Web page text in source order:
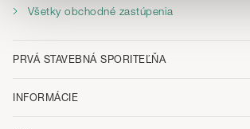
Všetky obchodné zastúpenia
PRVÁ STAVEBNÁ SPORITEĽŇA
INFORMÁCIE